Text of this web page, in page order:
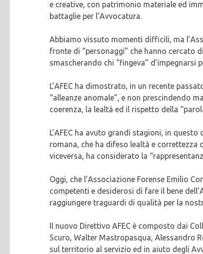
e creative, con patrimonio materiale ed
battaglie per l’Avvocatura.
Abbiamo vissuto momenti difficili, ma
fronte di “personaggi” che hanno cercato
smascherando chi “fingeva” d’impegnarsi
L’AFEC ha dimostrato, in un recente
“alleanze anomale”, e non prescindendo
coerenza, la lealtà ed il rispetto della
L’AFEC ha avuto grandi stagioni, in
romana, che ha difeso lealtà e
viceversa, ha considerato la
Oggi, che l’Associazione Forense Emilio
competenti e desiderosi di fare il bene
raggiungere traguardi di qualità per la
Il nuovo Direttivo AFEC è composto dai
Scuro, Walter Mastropasqua, Alessandro
sul territorio al servizio ed in aiuto degli